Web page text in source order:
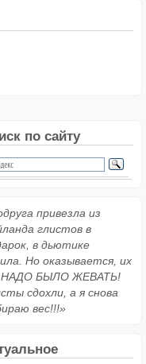
по сайту
привезла из
глистов в
в дьютике
Но оказывается, их
БЫЛО ЖЕВАТЬ!
сдохли, а я снова
вес!!!»